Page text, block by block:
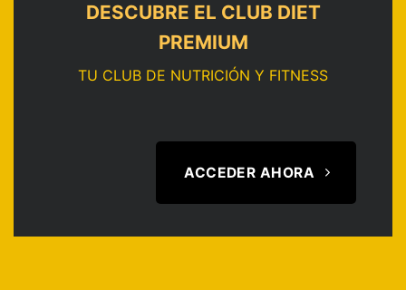
DESCUBRE EL CLUB DIET
PREMIUM
TU CLUB DE NUTRICIÓN Y FITNESS
ACCEDER AHORA